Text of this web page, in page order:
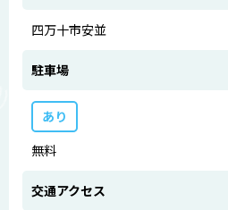
四万十市安並
駐車場
あり
無料
交通アクセス